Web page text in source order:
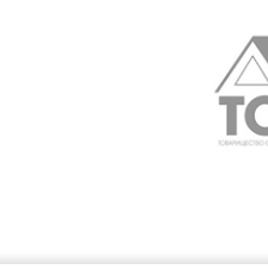
При